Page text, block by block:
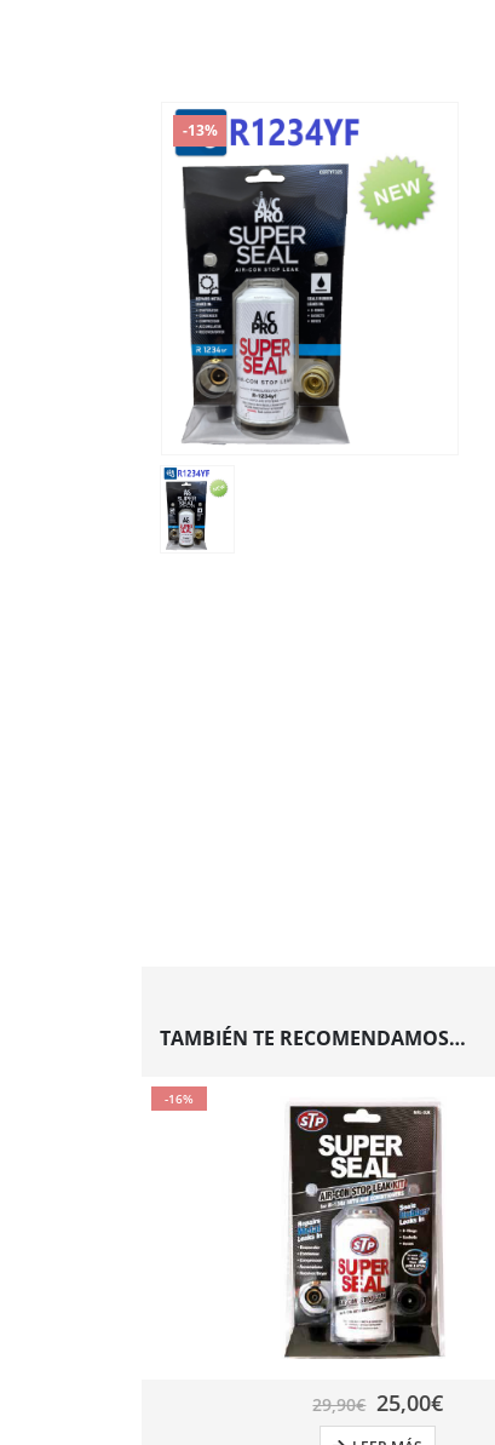
-13%
TAMBIÉN TE RECOMENDAMOS…
-16%
29,90€ 25,00€